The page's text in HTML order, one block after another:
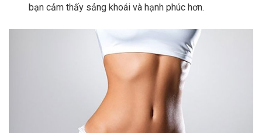
bạn cảm thấy sảng khoái và hạnh phúc hơn.